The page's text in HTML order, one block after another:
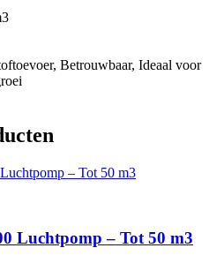
Betrouwbaar, Ideaal voor
Luchtpomp – Tot 50 m3